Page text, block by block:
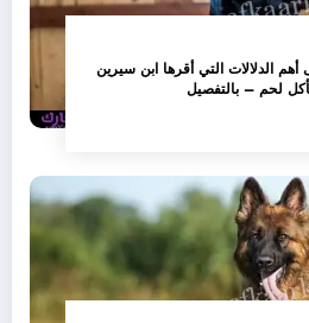
الدلالات التي أقرها ابن سيرين
لحم – بالتفصيل